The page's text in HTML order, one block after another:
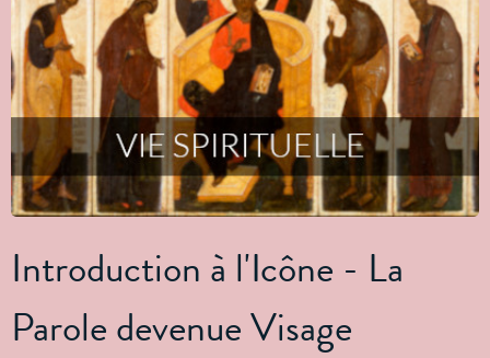
Introduction à l'Icône - La
Parole devenue Visage